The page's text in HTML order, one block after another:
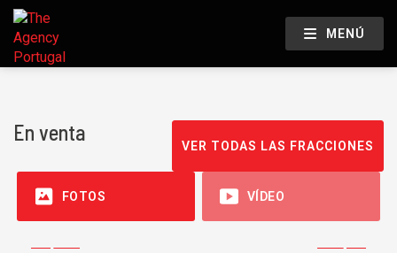
MENÚ
En venta
VER TODAS LAS FRACCIONES
FOTOS VÍDEO